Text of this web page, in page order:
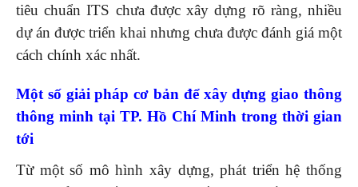
tiêu chuẩn ITS chưa được xây dựng rõ ràng, nhiều
dự án được triển khai nhưng chưa được đánh giá một
cách chính xác nhất.
Một số giải pháp cơ bản để xây dựng giao thông
thông minh tại TP. Hồ Chí Minh trong thời gian
tới
Từ một số mô hình xây dựng, phát triển hệ thống